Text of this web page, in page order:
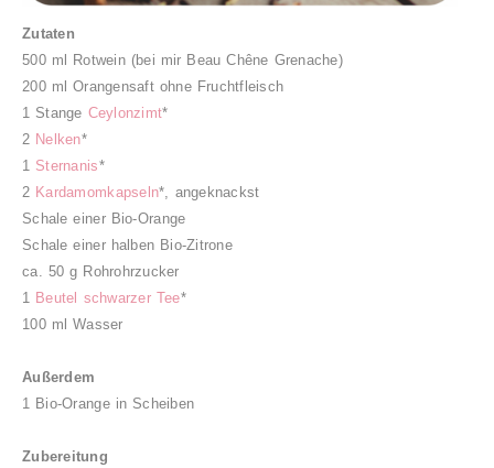
Zutaten
500 ml Rotwein (bei mir Beau Chêne Grenache)
200 ml Orangensaft ohne Fruchtfleisch
1 Stange Ceylonzimt*
2 Nelken*
1 Sternanis*
2 Kardamomkapseln*, angeknackst
Schale einer Bio-Orange
Schale einer halben Bio-Zitrone
ca. 50 g Rohrohrzucker
1 Beutel schwarzer Tee*
100 ml Wasser
Außerdem
1 Bio-Orange in Scheiben
Zubereitung